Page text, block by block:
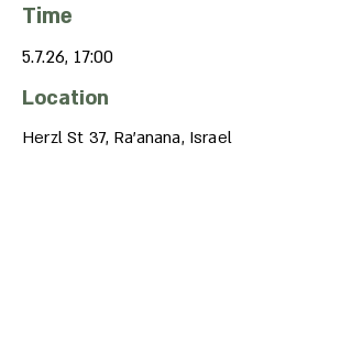
Time
5.7.26, 17:00
Location
Herzl St 37, Ra'anana, Israel